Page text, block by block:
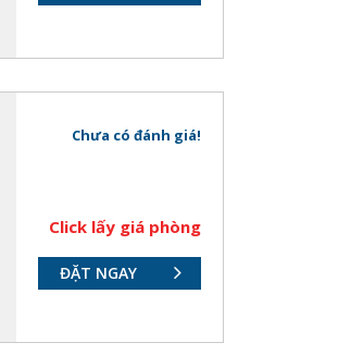
Chưa có đánh giá!
Click lấy giá phòng
ĐẶT NGAY